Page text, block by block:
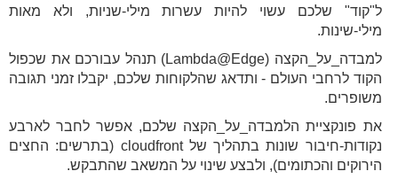
ל"קוד" שלכם עשוי להיות עשרות מילי-שניות, ולא מאות
מילי-שינות.
למבדה_על_הקצה (Lambda@Edge) תנהל עבורכם את שכפול
הקוד לרחבי העולם - ותדאג שהלקוחות שלכם, יקבלו זמני תגובה
משופרים.
את פונקציית הלמבדה_על_הקצה שלכם, אפשר לחבר לארבע
נקודות-חיבור שונות בתהליך של cloudfront (בתרשים: החצים
הירוקים והכתומים), ולבצע שינוי על המשאב שהתבקש.